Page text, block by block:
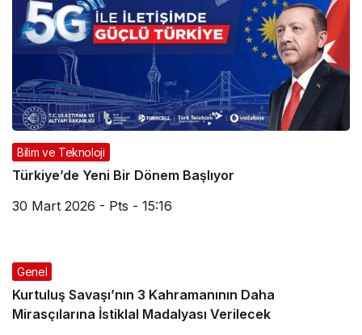
Bilim ve Teknoloji
Türkiye’de Yeni Bir Dönem Başlıyor
30 Mart 2026 - Pts - 15:16
Genel
Kurtuluş Savaşı’nın 3 Kahramanının Daha
Mirasçılarına İstiklal Madalyası Verilecek